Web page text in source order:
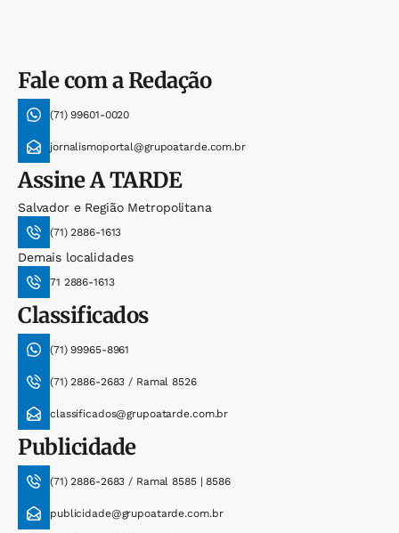
Fale com a Redação
(71) 99601-0020
jornalismoportal@grupoatarde.com.br
AssineA TARDE
Salvador e Região Metropolitana
(71) 2886-1613
Demais localidades
71 2886-1613
Classificados
(71) 99965-8961
(71) 2886-2683 / Ramal 8526
classificados@grupoatarde.com.br
Publicidade
(71) 2886-2683 / Ramal 8585 | 8586
publicidade@grupoatarde.com.br